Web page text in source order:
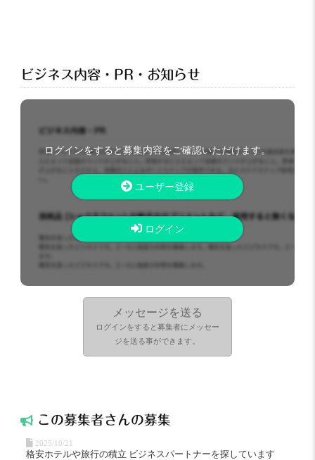
ビジネス内容・PR・お知らせ
ログインをすると募集内容をご確認いただけます。
ユーザー登録
ログイン
メッセージを送る
ログインをすると募集者にメッセー
ジを送る事ができます。
この募集者さんの募集
2025/10/21
格安ホテルや旅行の積立 ビジネスパートナーを探しています